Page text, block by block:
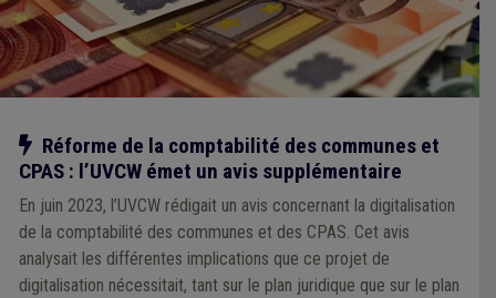
Notre action
Réforme de la comptabilité des communes et
CPAS : l’UVCW émet un avis supplémentaire
En juin 2023, l’UVCW rédigait un avis concernant la digitalisation
de la comptabilité des communes et des CPAS. Cet avis
analysait les différentes implications que ce projet de
digitalisation nécessitait, tant sur le plan juridique que sur le plan